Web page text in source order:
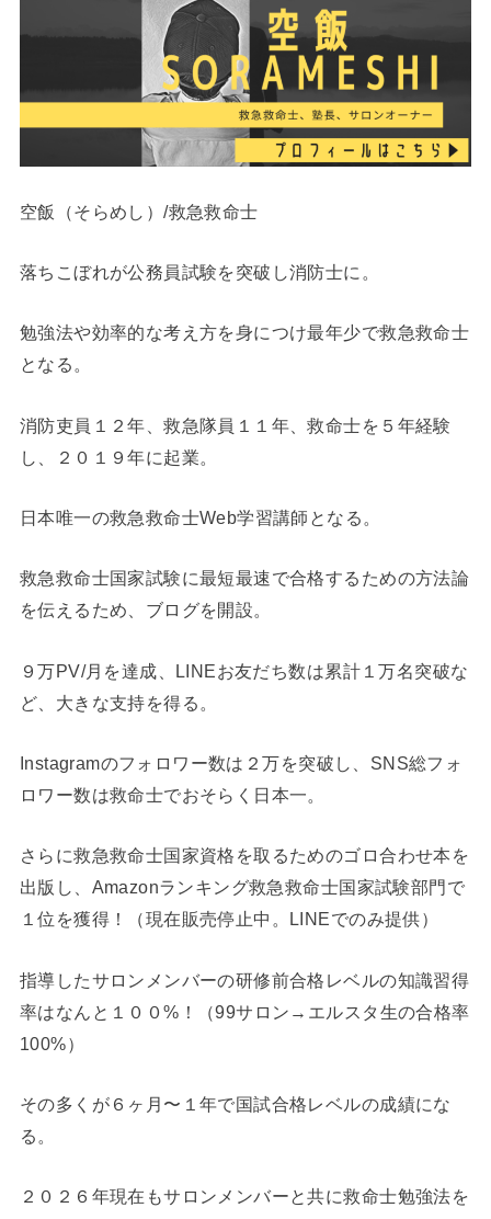
空飯（そらめし）/救急救命士
落ちこぼれが公務員試験を突破し消防士に。
勉強法や効率的な考え方を身につけ最年少で救急救命士
となる。
消防吏員１２年、救急隊員１１年、救命士を５年経験
し、２０１９年に起業。
日本唯一の救急救命士Web学習講師となる。
救急救命士国家試験に最短最速で合格するための方法論
を伝えるため、ブログを開設。
９万PV/月を達成、LINEお友だち数は累計１万名突破な
ど、大きな支持を得る。
Instagramのフォロワー数は２万を突破し、SNS総フォ
ロワー数は救命士でおそらく日本一。
さらに救急救命士国家資格を取るためのゴロ合わせ本を
出版し、Amazonランキング救急救命士国家試験部門で
１位を獲得！（現在販売停止中。LINEでのみ提供）
指導したサロンメンバーの研修前合格レベルの知識習得
率はなんと１００%！（99サロン→エルスタ生の合格率
100%）
その多くが６ヶ月〜１年で国試合格レベルの成績にな
る。
２０２６年現在もサロンメンバーと共に救命士勉強法を